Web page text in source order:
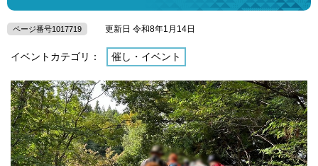
ページ番号1017719 更新日 令和8年1月14日
イベントカテゴリ： 催し・イベント